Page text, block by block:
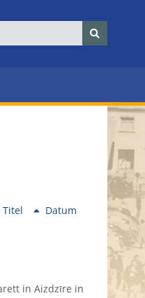
Titel Datum
in Aizdzīre in